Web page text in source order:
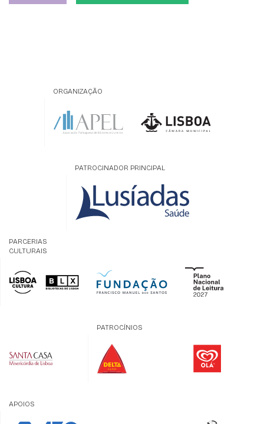
ORGANIZAÇÃO
PATROCINADOR PRINCIPAL
PARCERIAS
CULTURAIS
PATROCÍNIOS
APOIOS